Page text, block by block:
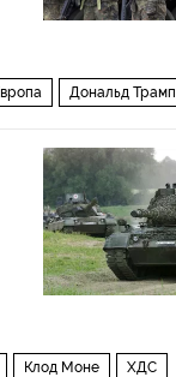
Дональд Трамп
Клод Моне ХДС